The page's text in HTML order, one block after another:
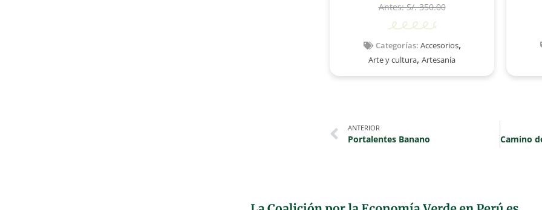
Antes: S/. 350.00
Categorías: Accesorios,
Arte y cultura, Artesanía
ANTERIOR
Portalentes Banano